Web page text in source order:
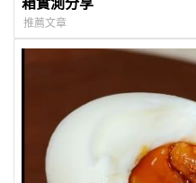
推薦文章